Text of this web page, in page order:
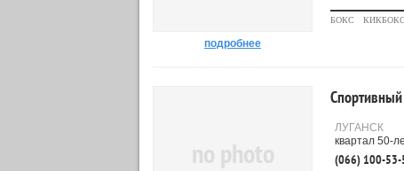
подробнее
БОКС
no photo
ЛУГАНСК
квартал 50-
(066) 100-53-